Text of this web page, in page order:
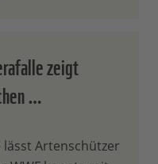
zeigt
…
Artenschützer